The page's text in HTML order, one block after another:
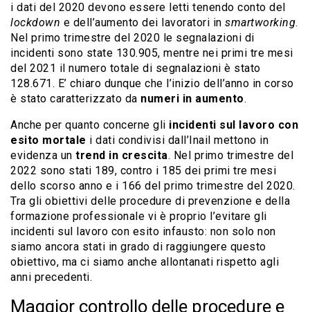
i dati del 2020 devono essere letti tenendo conto del
lockdown e dell’aumento dei lavoratori in smartworking.
Nel primo trimestre del 2020 le segnalazioni di
incidenti sono state 130.905, mentre nei primi tre mesi
del 2021 il numero totale di segnalazioni è stato
128.671. E’ chiaro dunque che l’inizio dell’anno in corso
è stato caratterizzato da numeri in aumento.
Anche per quanto concerne gli incidenti sul lavoro con
esito mortale i dati condivisi dall’Inail mettono in
evidenza un trend in crescita. Nel primo trimestre del
2022 sono stati 189, contro i 185 dei primi tre mesi
dello scorso anno e i 166 del primo trimestre del 2020.
Tra gli obiettivi delle procedure di prevenzione e della
formazione professionale vi è proprio l’evitare gli
incidenti sul lavoro con esito infausto: non solo non
siamo ancora stati in grado di raggiungere questo
obiettivo, ma ci siamo anche allontanati rispetto agli
anni precedenti.
Maggior controllo delle procedure e